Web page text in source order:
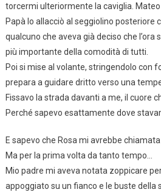
torcermi ulteriormente la caviglia.
Papà lo allacciò al seggiolino posteriore
qualcuno che aveva già deciso che l’ora
più importante della comodità di tutti.
Poi si mise al volante, stringendolo con
prepara a guidare dritto verso una
Fissavo la strada davanti a me, il cuore
Perché sapevo esattamente dove
E sapevo che Rosa mi avrebbe chiamata
Ma per la prima volta da tanto tempo…
Mio padre mi aveva notata zoppicare
appoggiato su un fianco e le buste della